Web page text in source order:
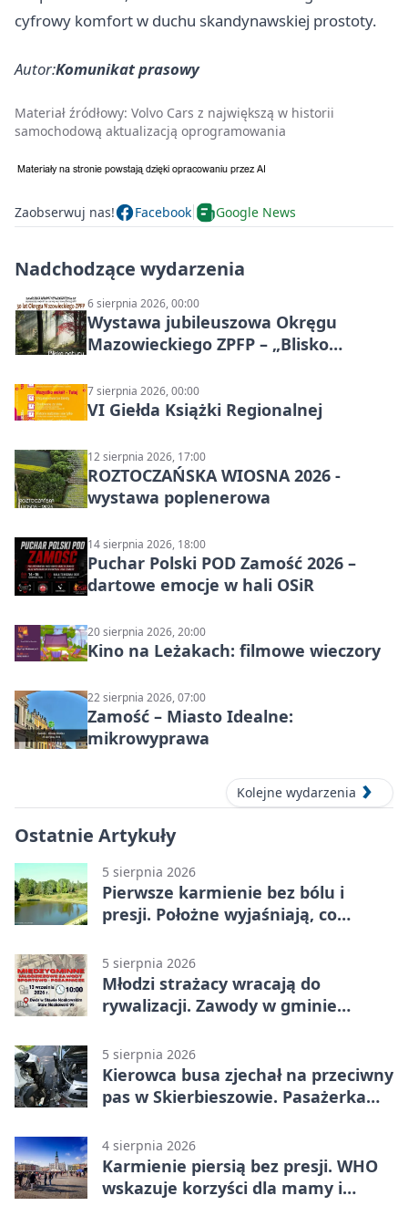
cyfrowy komfort w duchu skandynawskiej prostoty.
Autor:Komunikat prasowy
Materiał źródłowy: Volvo Cars z największą w historii
samochodową aktualizacją oprogramowania
Zaobserwuj nas! Facebook Google News
Nadchodzące wydarzenia
6 sierpnia 2026, 00:00
Wystawa jubileuszowa Okręgu
Mazowieckiego ZPFP – „Blisko
7 sierpnia 2026, 00:00
VI Giełda Książki Regionalnej
12 sierpnia 2026, 17:00
ROZTOCZAŃSKA WIOSNA 2026 -
wystawa poplenerowa
14 sierpnia 2026, 18:00
Puchar Polski POD Zamość 2026 –
dartowe emocje w hali OSiR
20 sierpnia 2026, 20:00
Kino na Leżakach: filmowe wieczory
22 sierpnia 2026, 07:00
Zamość – Miasto Idealne:
mikrowyprawa
Kolejne wydarzenia
Ostatnie Artykuły
5 sierpnia 2026
Pierwsze karmienie bez bólu i
presji. Położne wyjaśniają, co
5 sierpnia 2026
Młodzi strażacy wracają do
rywalizacji. Zawody w gminie
5 sierpnia 2026
Kierowca busa zjechał na przeciwny
pas w Skierbieszowie. Pasażerka
4 sierpnia 2026
Karmienie piersią bez presji. WHO
wskazuje korzyści dla mamy i